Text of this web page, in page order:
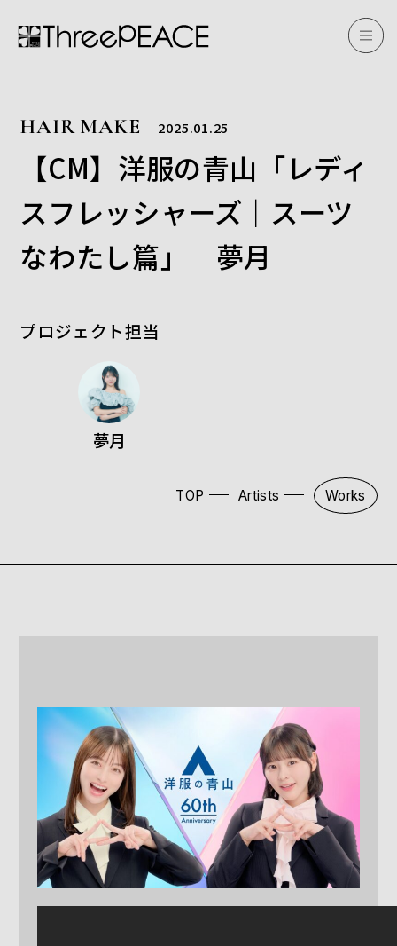
HAIR MAKE 2025.01.25
【CM】洋服の青山「レディ
スフレッシャーズ｜スーツ
なわたし篇」 夢月
プロジェクト担当
夢月
TOP Artists Works